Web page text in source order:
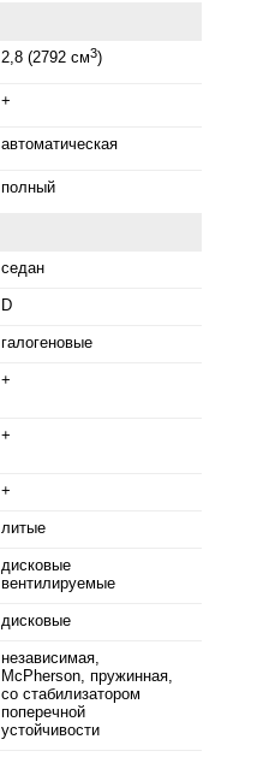
2,8 (2792 см3)
+
автоматическая
полный
седан
D
галогеновые
+
+
+
литые
дисковые
вентилируемые
дисковые
независимая,
McPherson, пружинная,
со стабилизатором
поперечной
устойчивости